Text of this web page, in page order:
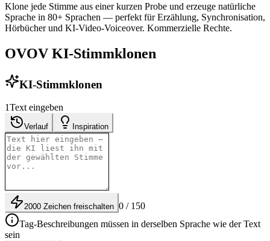
Klone jede Stimme aus einer kurzen Probe und erzeuge natürliche
Sprache in 80+ Sprachen — perfekt für Erzählung, Synchronisation,
Hörbücher und KI-Video-Voiceover. Kommerzielle Rechte.
OVOV KI-Stimmklonen
KI-Stimmklonen
1Text eingeben
Verlauf Inspiration
2000 Zeichen freischalten 0 / 150
Tag-Beschreibungen müssen in derselben Sprache wie der Text
sein